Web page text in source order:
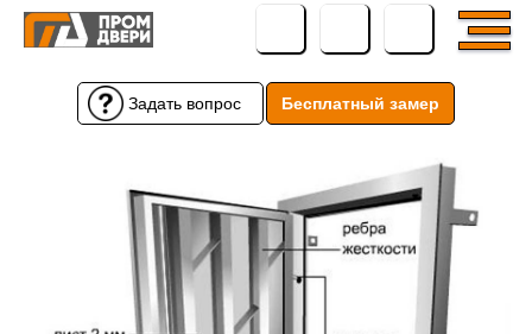
Задать вопрос Бесплатный замер
← Вернуться назад
Задать вопрос